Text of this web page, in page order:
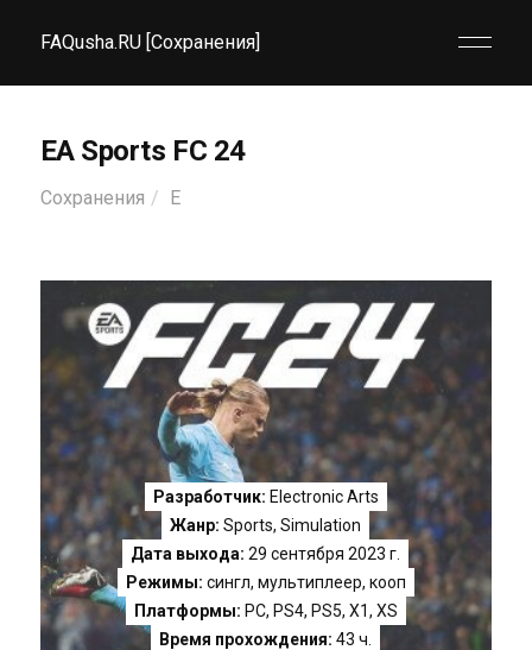
FAQusha.RU [Сохранения]
EA Sports FC 24
Сохранения E
Разработчик: Electronic Arts
Жанр: Sports,Simulation
Дата выхода: 29 сентября 2023 г.
Режимы: сингл, мультиплеер, кооп
Платформы: PC, PS4, PS5, X1, XS
Время прохождения: 43 ч.